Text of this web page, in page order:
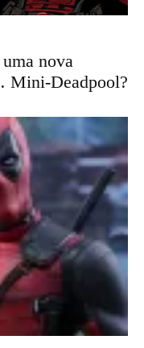
nova
Mini-Deadpool?